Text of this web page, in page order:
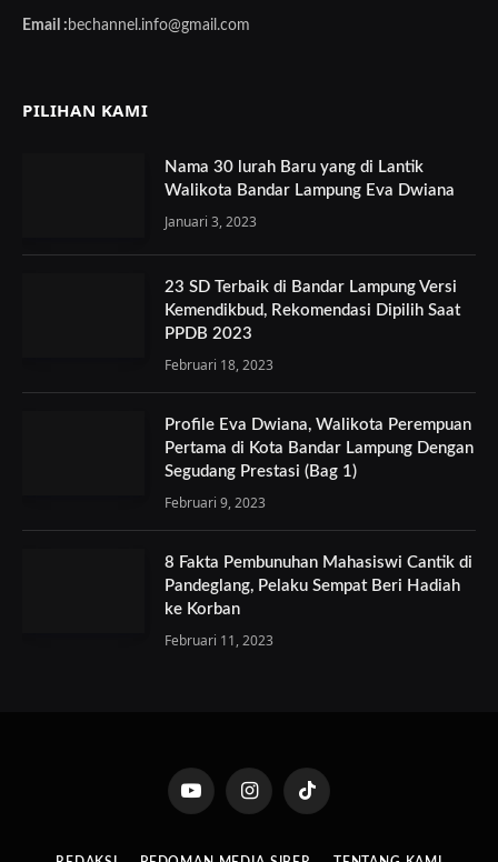
Email : bechannel.info@gmail.com
PILIHAN KAMI
Nama 30 lurah Baru yang di Lantik
Walikota Bandar Lampung Eva Dwiana
Januari 3, 2023
23 SD Terbaik di Bandar Lampung Versi
Kemendikbud, Rekomendasi Dipilih Saat
PPDB 2023
Februari 18, 2023
Profile Eva Dwiana, Walikota Perempuan
Pertama di Kota Bandar Lampung Dengan
Segudang Prestasi (Bag 1)
Februari 9, 2023
8 Fakta Pembunuhan Mahasiswi Cantik di
Pandeglang, Pelaku Sempat Beri Hadiah
ke Korban
Februari 11, 2023
YouTube InstagramTikTok